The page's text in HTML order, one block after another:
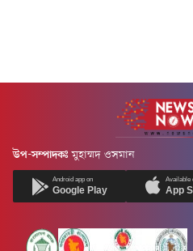
উপ-সম্পাদকঃ মুহাম্মদ ওসমান
Android app on
Google Play
Available
App